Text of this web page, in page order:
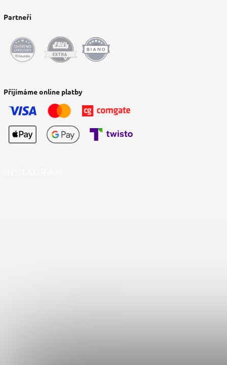
Partneři
Přijímáme online platby